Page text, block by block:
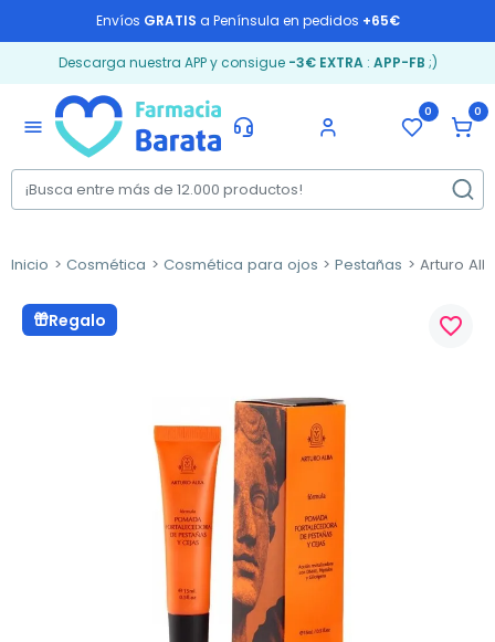
Envíos GRATIS a Península en pedidos +65€
Descarga nuestra APP y consigue -3€ EXTRA: APP-FB ;)
menu
0 0
Inicio Cosmética Cosmética para ojos Pestañas Arturo
Regalo favorite_border